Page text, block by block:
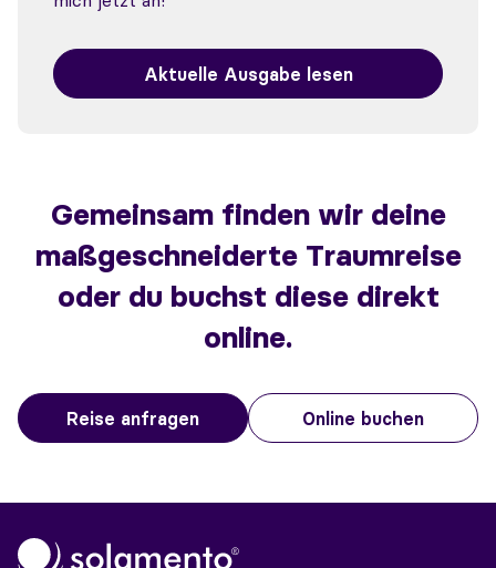
Aktuelle Ausgabe lesen
Gemeinsam finden wir deine
maßgeschneiderte Traumreise
oder du buchst diese direkt
online.
Reise anfragen Online buchen